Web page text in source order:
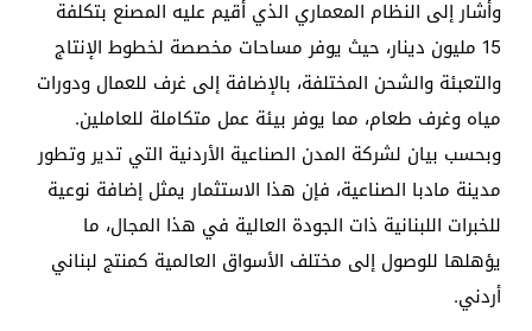
وأشار إلى النظام المعماري الذي أقيم عليه المصنع بتكلفة
15 مليون دينار، حيث يوفر مساحات مخصصة لخطوط الإنتاج
والتعبئة والشحن المختلفة، بالإضافة إلى غرف للعمال ودورات
مياه وغرف طعام، مما يوفر بيئة عمل متكاملة للعاملين.
وبحسب بيان لشركة المدن الصناعية الأردنية التي تدير وتطور
مدينة مادبا الصناعية، فإن هذا الاستثمار يمثل إضافة نوعية
للخبرات اللبنانية ذات الجودة العالية في هذا المجال، ما
يؤهلها للوصول إلى مختلف الأسواق العالمية كمنتج لبناني
أردني.